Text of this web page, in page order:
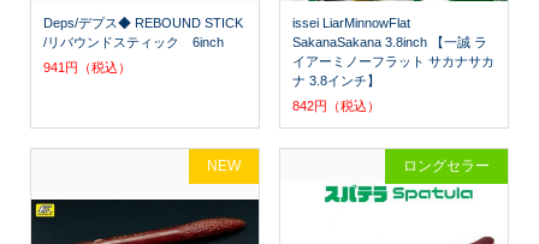
Deps/デプス◆ REBOUND STICK
/リバウンドスティック 6inch
941円（税込）
issei LiarMinnowFlat
SakanaSakana 3.8inch 【一誠 ラ
イアーミノーフラット サカナサカ
ナ 3.8インチ】
842円（税込）
NEW ロングセラー